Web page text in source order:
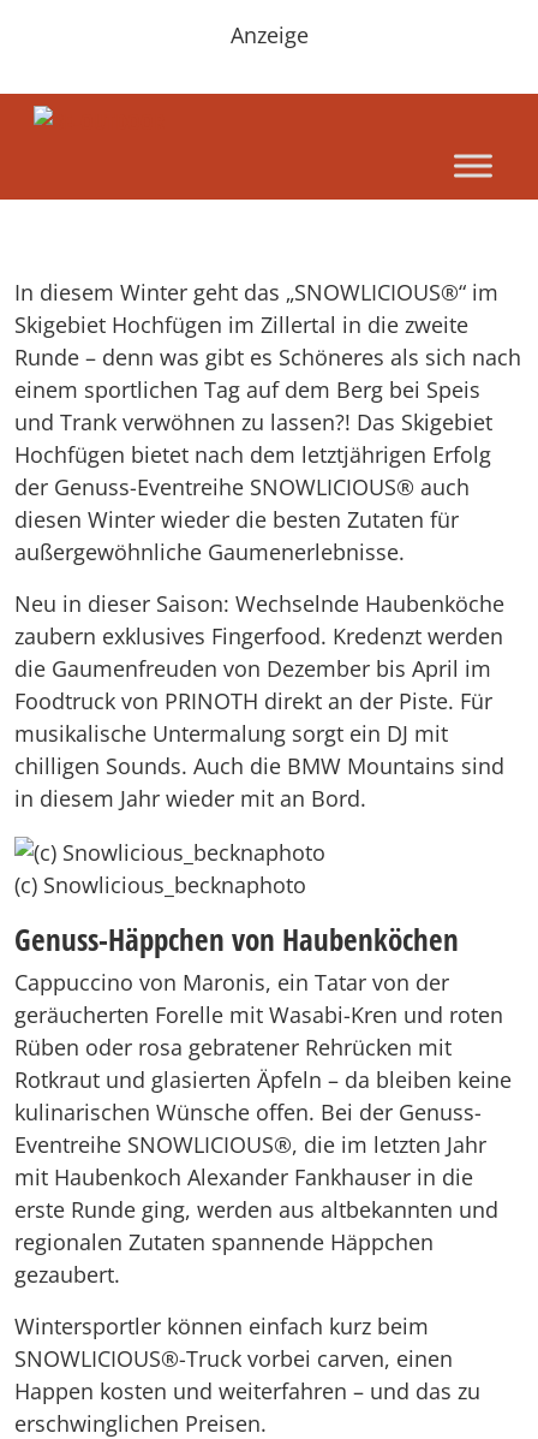
Anzeige
In diesem Winter geht das „SNOWLICIOUS®“ im
Skigebiet Hochfügen im Zillertal in die zweite
Runde – denn was gibt es Schöneres als sich nach
einem sportlichen Tag auf dem Berg bei Speis
und Trank verwöhnen zu lassen?! Das Skigebiet
Hochfügen bietet nach dem letztjährigen Erfolg
der Genuss-Eventreihe SNOWLICIOUS® auch
diesen Winter wieder die besten Zutaten für
außergewöhnliche Gaumenerlebnisse.
Neu in dieser Saison: Wechselnde Haubenköche
zaubern exklusives Fingerfood. Kredenzt werden
die Gaumenfreuden von Dezember bis April im
Foodtruck von PRINOTH direkt an der Piste. Für
musikalische Untermalung sorgt ein DJ mit
chilligen Sounds. Auch die BMW Mountains sind
in diesem Jahr wieder mit an Bord.
(c) Snowlicious_becknaphoto
Genuss-Häppchen von Haubenköchen
Cappuccino von Maronis, ein Tatar von der
geräucherten Forelle mit Wasabi-Kren und roten
Rüben oder rosa gebratener Rehrücken mit
Rotkraut und glasierten Äpfeln – da bleiben keine
kulinarischen Wünsche offen. Bei der Genuss-
Eventreihe SNOWLICIOUS®, die im letzten Jahr
mit Haubenkoch Alexander Fankhauser in die
erste Runde ging, werden aus altbekannten und
regionalen Zutaten spannende Häppchen
gezaubert.
Wintersportler können einfach kurz beim
SNOWLICIOUS®-Truck vorbei carven, einen
Happen kosten und weiterfahren – und das zu
erschwinglichen Preisen.